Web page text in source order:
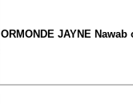
ORMONDE JAYNE